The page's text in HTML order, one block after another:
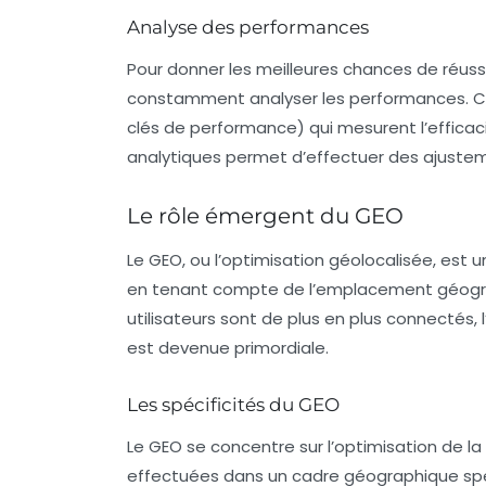
Analyse des performances
Pour donner les meilleures chances de
constamment analyser les performances.
clés de performance) qui mesurent
analytiques permet d’effectuer des
Le rôle émergent du GEO
Le GEO, ou l’optimisation géolocalisée, est
en tenant compte de l’emplacement
utilisateurs sont de plus en plus
est devenue primordiale.
Les spécificités du GEO
Le GEO se concentre sur l’optimisation de
effectuées dans un cadre géographique